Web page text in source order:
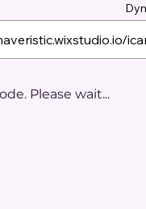
Please wait...